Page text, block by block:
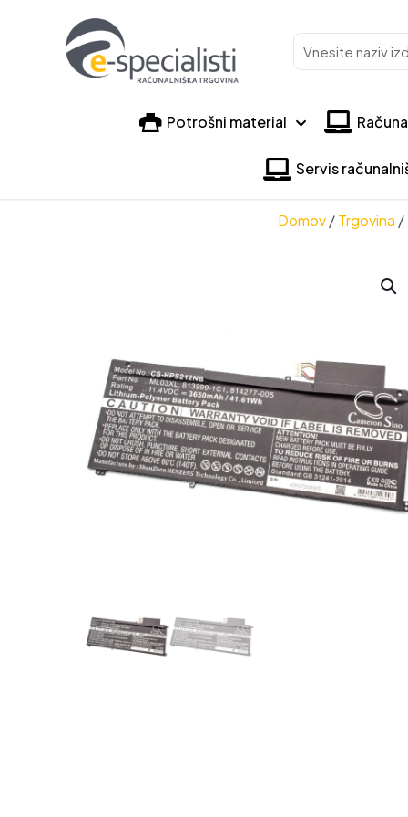
Vnesite
naziv
Potrošni material
Servis
Domov / Trgovina /